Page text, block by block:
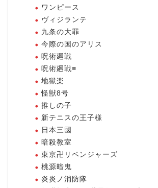
ワンピース
ヴィジランテ
九条の大罪
今際の国のアリス
呪術廻戦
呪術廻戦≡
地獄楽
怪獣8号
推しの子
新テニスの王子様
日本三國
暗殺教室
東京卍リベンジャーズ
桃源暗鬼
炎炎ノ消防隊